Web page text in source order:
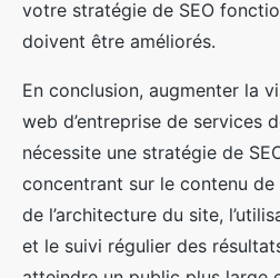
votre stratégie de SEO
doivent être améliorés.
En conclusion, augmenter la
web d’entreprise de services
nécessite une stratégie de
concentrant sur le contenu de
de l’architecture du site,
et le suivi régulier des